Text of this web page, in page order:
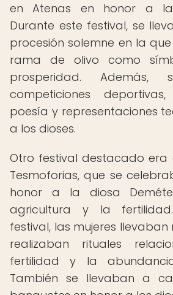
en Atenas en honor a la
Durante este festival, se
procesión solemne en la
rama de olivo como
prosperidad. Además,
competiciones
poesía y representaciones
a los dioses.
Otro festival destacado era
Tesmoforias, que se
honor a la diosa
agricultura y la
festival, las mujeres
realizaban rituales
fertilidad y la
También se llevaban a